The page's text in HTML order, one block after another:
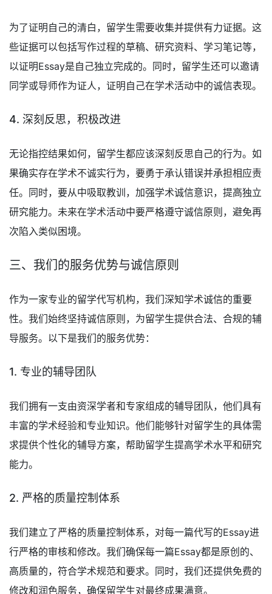
为了证明自己的清白，留学生需要收集并提供有力证据。这
些证据可以包括写作过程的草稿、研究资料、学习笔记等，
以证明Essay是自己独立完成的。同时，留学生还可以邀请
同学或导师作为证人，证明自己在学术活动中的诚信表现。
4. 深刻反思，积极改进
无论指控结果如何，留学生都应该深刻反思自己的行为。如
果确实存在学术不诚实行为，要勇于承认错误并承担相应责
任。同时，要从中吸取教训，加强学术诚信意识，提高独立
研究能力。未来在学术活动中要严格遵守诚信原则，避免再
次陷入类似困境。
三、我们的服务优势与诚信原则
作为一家专业的留学代写机构，我们深知学术诚信的重要
性。我们始终坚持诚信原则，为留学生提供合法、合规的辅
导服务。以下是我们的服务优势：
1. 专业的辅导团队
我们拥有一支由资深学者和专家组成的辅导团队，他们具有
丰富的学术经验和专业知识。他们能够针对留学生的具体需
求提供个性化的辅导方案，帮助留学生提高学术水平和研究
能力。
2. 严格的质量控制体系
我们建立了严格的质量控制体系，对每一篇代写的Essay进
行严格的审核和修改。我们确保每一篇Essay都是原创的、
高质量的，符合学术规范和要求。同时，我们还提供免费的
修改和润色服务，确保留学生对最终成果满意。